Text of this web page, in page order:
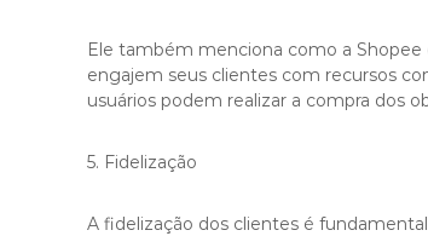
Ele também menciona como a Shopee
engajem seus clientes com recursos
usuários podem realizar a compra dos
5. Fidelização
A fidelização dos clientes é